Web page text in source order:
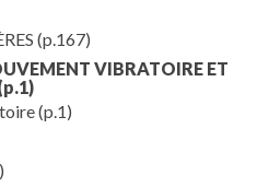
(p.167)
VIBRATOIRE ET
(p.1)